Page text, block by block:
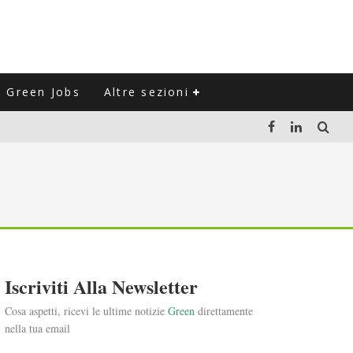
Green Jobs Altre sezioni
Iscriviti Alla Newsletter
Cosa aspetti, ricevi le ultime notizie Green direttamente
nella tua email